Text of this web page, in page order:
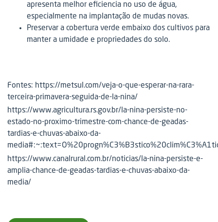
apresenta melhor eficiencia no uso de água,
especialmente na implantação de mudas novas.
Preservar a cobertura verde embaixo dos cultivos para
manter a umidade e propriedades do solo.
Fontes: https://metsul.com/veja-o-que-esperar-na-rara-
terceira-primavera-seguida-de-la-nina/
https://www.agricultura.rs.gov.br/la-nina-persiste-no-
estado-no-proximo-trimestre-com-chance-de-geadas-
tardias-e-chuvas-abaixo-da-
https://www.canalrural.com.br/noticias/la-nina-persiste-e-
amplia-chance-de-geadas-tardias-e-chuvas-abaixo-da-
media/